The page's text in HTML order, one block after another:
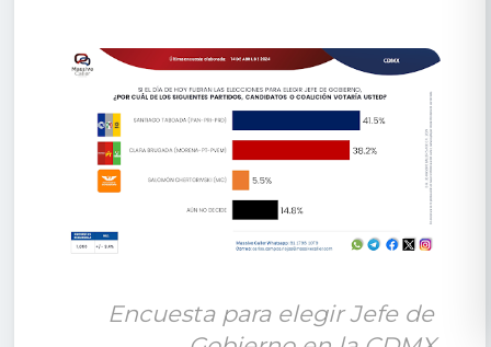
Encuesta para elegir Jefe de